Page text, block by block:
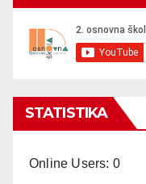
STATISTIKA
Online Users: 0